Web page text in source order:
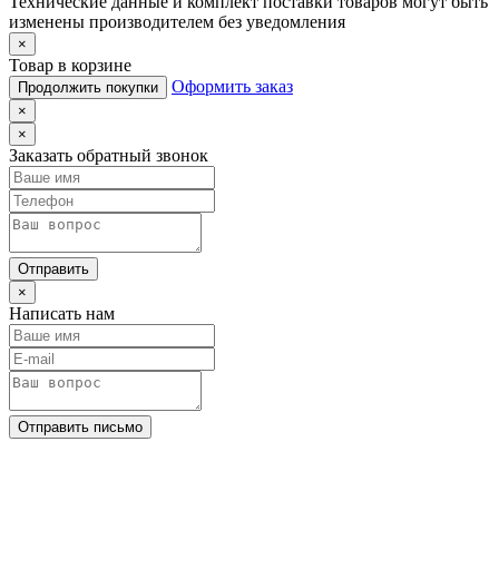
изменены производителем без уведомления
×
Товар в корзине
Продолжить покупки Оформить заказ
×
×
Заказать обратный звонок
Отправить
×
Написать нам
Отправить письмо